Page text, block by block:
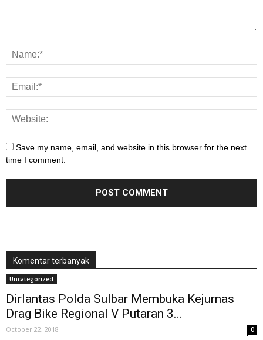
Save my name, email, and website in this browser for the next
time I comment.
Komentar terbanyak
Uncategorized
Dirlantas Polda Sulbar Membuka Kejurnas
Drag Bike Regional V Putaran 3...
October 22, 2018 0